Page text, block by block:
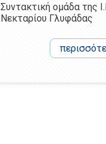
Συντακτική ομάδα της
Νεκταρίου Γλυφάδας